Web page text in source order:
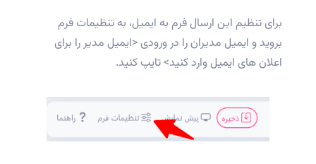
برای تنظیم این ارسال فرم به ایمیل، به تنظیمات فرم
بروید و ایمیل مدیران را در ورودی <ایمیل مدیر را برای
اعلان های ایمیل وارد کنید> تایپ کنید.